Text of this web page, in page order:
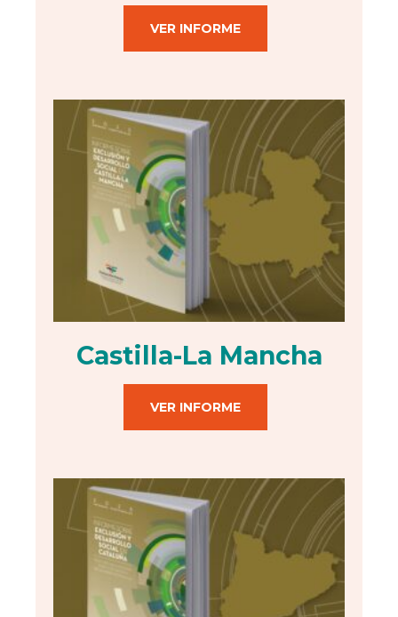
VER INFORME
Castilla-La Mancha
VER INFORME